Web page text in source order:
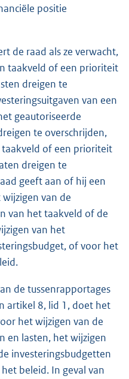
positie
de raad als ze verwacht,
taakveld of een prioriteit
dreigen te
van een
geautoriseerde
te overschrijden,
of een prioriteit
dreigen te
geeft aan of hij een
van de
van het taakveld of de
van het
of voor het
de tussenrapportages
artikel 8, lid 1, doet het
het wijzigen van de
en lasten, het wijzigen
investeringsbudgetten
beleid. In geval van